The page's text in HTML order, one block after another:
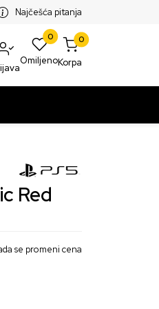
5999 RSD
Najčešća pitanja
0
Omiljeno
0
Korpa
Red
se promeni cena